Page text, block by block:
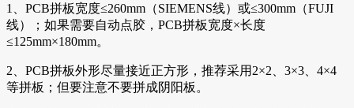
1、PCB拼板宽度≤260mm（SIEMENS线）或≤300mm（FUJI
线）；如果需要自动点胶，PCB拼板宽度×长度
≤125mm×180mm。
2、PCB拼板外形尽量接近正方形，推荐采用2×2、3×3、4×4
等拼板；但要注意不要拼成阴阳板。